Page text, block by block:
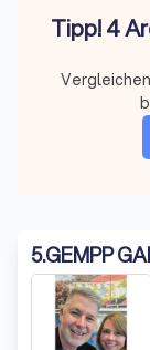
Tipp! 4
5.GEMPP